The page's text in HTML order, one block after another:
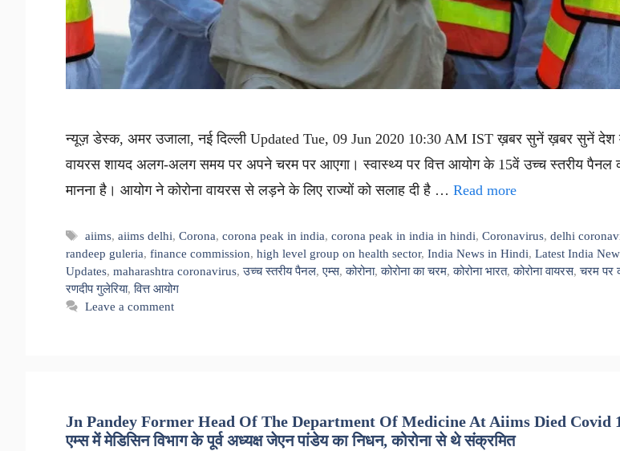
न्यूज़ डेस्क, अमर उजाला, नई दिल्ली Updated Tue, 09 Jun 2020 10:30 AM IST ख़बर सुनें ख़बर सुनें देश
वायरस शायद अलग-अलग समय पर अपने चरम पर आएगा। स्वास्थ्य पर वित्त आयोग के 15वें उच्च स्तरीय पैनल
मानना है। आयोग ने कोरोना वायरस से लड़ने के लिए राज्यों को सलाह दी है … Read more
Tags
aiims,aiims delhi,Corona,corona peak in india,corona peak in india in hindi,Coronavirus,delhi
randeep guleria, finance commission, high level group on health sector, India News in Hindi, Latest India
Updates, maharashtra coronavirus,उच्च स्तरीय पैनल,एम्स,कोरोना,कोरोना का चरम,कोरोना भारत,कोरोना वायरस,चरम पर
रणदीप गुलेरिया,वित्त आयोग
Leave a comment
Jn Pandey Former Head Of The Department Of Medicine At Aiims Died Covid
एम्स में मेडिसिन विभाग के पूर्व अध्यक्ष जेएन पांडेय का निधन, कोरोना से थे संक्रमित